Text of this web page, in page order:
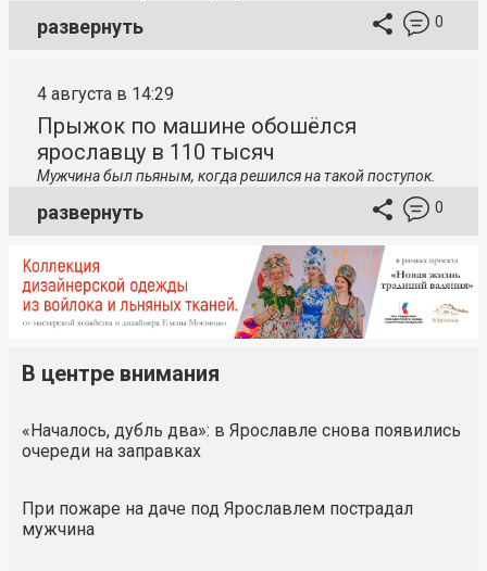
развернуть 0
4 августа в 14:29
Прыжок по машине обошёлся
ярославцу в 110 тысяч
Мужчина был пьяным, когда решился на такой поступок.
развернуть 0
В центре внимания
«Началось, дубль два»: в Ярославле снова появились
очереди на заправках
При пожаре на даче под Ярославлем пострадал
мужчина